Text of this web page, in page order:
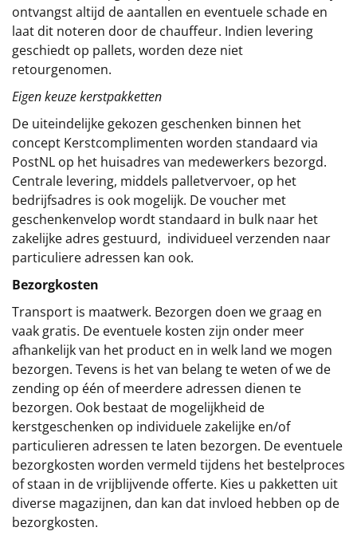
ontvangst altijd de aantallen en eventuele schade en
laat dit noteren door de chauffeur. Indien levering
geschiedt op pallets, worden deze niet
retourgenomen.
Eigen keuze kerstpakketten
De uiteindelijke gekozen geschenken binnen het
concept Kerstcomplimenten worden standaard via
PostNL op het huisadres van medewerkers bezorgd.
Centrale levering, middels palletvervoer, op het
bedrijfsadres is ook mogelijk. De voucher met
geschenkenvelop wordt standaard in bulk naar het
zakelijke adres gestuurd, individueel verzenden naar
particuliere adressen kan ook.
Bezorgkosten
Transport is maatwerk. Bezorgen doen we graag en
vaak gratis. De eventuele kosten zijn onder meer
afhankelijk van het product en in welk land we mogen
bezorgen. Tevens is het van belang te weten of we de
zending op één of meerdere adressen dienen te
bezorgen. Ook bestaat de mogelijkheid de
kerstgeschenken op individuele zakelijke en/of
particulieren adressen te laten bezorgen. De eventuele
bezorgkosten worden vermeld tijdens het bestelproces
of staan in de vrijblijvende offerte. Kies u pakketten uit
diverse magazijnen, dan kan dat invloed hebben op de
bezorgkosten.